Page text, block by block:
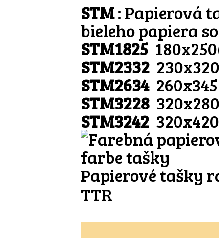
STM: Papierová
bieleho papiera
STM1825
STM2332
STM2634
STM3228
STM3242
Papierové tašky
TTR